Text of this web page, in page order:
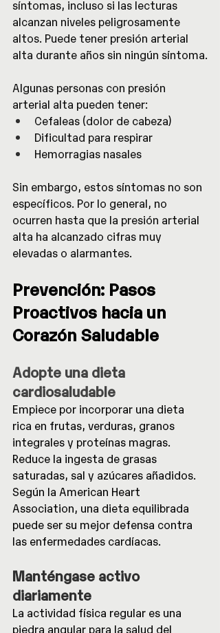
síntomas, incluso si las lecturas
alcanzan niveles peligrosamente
altos. Puede tener presión arterial
alta durante años sin ningún síntoma.
Algunas personas con presión
arterial alta pueden tener:
Cefaleas (dolor de cabeza)
Dificultad para respirar
Hemorragias nasales
Sin embargo, estos síntomas no son
específicos. Por lo general, no
ocurren hasta que la presión arterial
alta ha alcanzado cifras muy
elevadas o alarmantes.
Prevención: Pasos
Proactivos hacia un
Corazón Saludable
Adopte una dieta
cardiosaludable
Empiece por incorporar una dieta
rica en frutas, verduras, granos
integrales y proteínas magras.
Reduce la ingesta de grasas
saturadas, sal y azúcares añadidos.
Según la American Heart
Association, una dieta equilibrada
puede ser su mejor defensa contra
las enfermedades cardíacas.
Manténgase activo
diariamente
La actividad física regular es una
piedra angular para la salud del